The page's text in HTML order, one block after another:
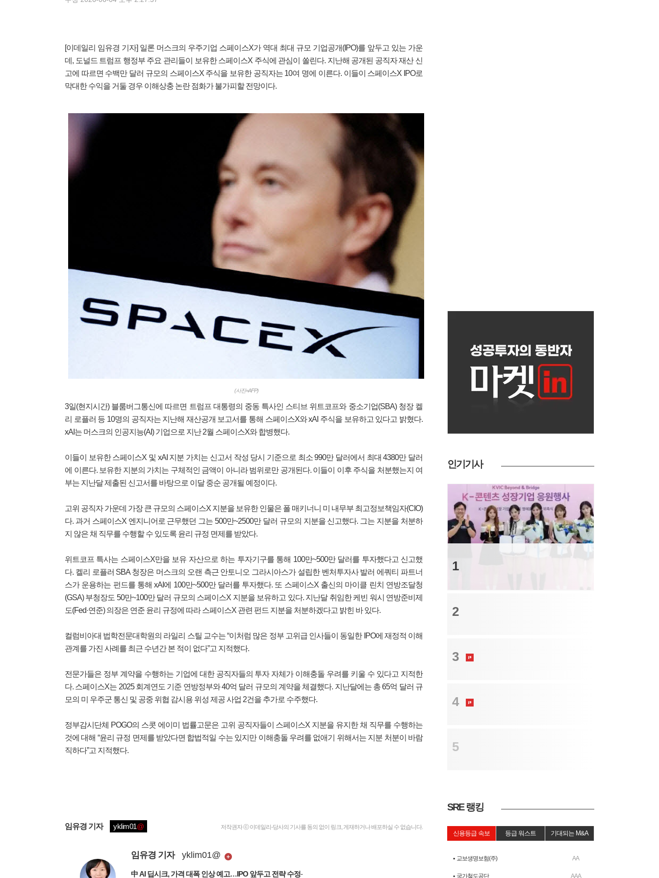
[이데일리 임유경 기자] 일론 머스크의 우주기업 스페이스X가 역대 최대 규모 기업공개(IPO)를 앞두고 있는 가운
데, 도널드 트럼프 행정부 주요 관리들이 보유한 스페이스X 주식에 관심이 쏠린다. 지난해 공개된 공직자 재산 신
고에 따르면 수백만 달러 규모의 스페이스X 주식을 보유한 공직자는 10여 명에 이른다. 이들이 스페이스X IPO로
막대한 수익을 거둘 경우 이해상충 논란 점화가 불가피할 전망이다.
(사진=AFP)
3일(현지시간) 블룸버그통신에 따르면 트럼프 대통령의 중동 특사인 스티브 위트코프와 중소기업(SBA) 청장 켈
리 로플러 등 10명의 공직자는 지난해 재산공개 보고서를 통해 스페이스X와 xAI 주식을 보유하고 있다고 밝혔다.
xAI는 머스크의 인공지능(AI) 기업으로 지난 2월 스페이스X와 합병했다.
이들이 보유한 스페이스X 및 xAI 지분 가치는 신고서 작성 당시 기준으로 최소 990만 달러에서 최대 4380만 달러
에 이른다. 보유한 지분의 가치는 구체적인 금액이 아니라 범위로만 공개된다. 이들이 이후 주식을 처분했는지 여
부는 지난달 제출된 신고서를 바탕으로 이달 중순 공개될 예정이다.
고위 공직자 가운데 가장 큰 규모의 스페이스X 지분을 보유한 인물은 폴 매키너니 미 내무부 최고정보책임자(CIO)
다. 과거 스페이스X 엔지니어로 근무했던 그는 500만~2500만 달러 규모의 지분을 신고했다. 그는 지분을 처분하
지 않은 채 직무를 수행할 수 있도록 윤리 규정 면제를 받았다.
위트코프 특사는 스페이스X만을 보유 자산으로 하는 투자기구를 통해 100만~500만 달러를 투자했다고 신고했
다. 켈리 로플러 SBA 청장은 머스크의 오랜 측근 안토니오 그라시아스가 설립한 벤처투자사 발러 에쿼티 파트너
스가 운용하는 펀드를 통해 xAI에 100만~500만 달러를 투자했다. 또 스페이스X 출신의 마이클 린치 연방조달청
(GSA) 부청장도 50만~100만 달러 규모의 스페이스X 지분을 보유하고 있다. 지난달 취임한 케빈 워시 연방준비제
도(Fed·연준) 의장은 연준 윤리 규정에 따라 스페이스X 관련 펀드 지분을 처분하겠다고 밝힌 바 있다.
컬럼비아대 법학전문대학원의 라일리 스틸 교수는 “이처럼 많은 정부 고위급 인사들이 동일한 IPO에 재정적 이해
관계를 가진 사례를 최근 수년간 본 적이 없다”고 지적했다.
전문가들은 정부 계약을 수행하는 기업에 대한 공직자들의 투자 자체가 이해충돌 우려를 키울 수 있다고 지적한
다. 스페이스X는 2025 회계연도 기준 연방정부와 40억 달러 규모의 계약을 체결했다. 지난달에는 총 65억 달러 규
모의 미 우주군 통신 및 공중 위협 감시용 위성 제공 사업 2건을 추가로 수주했다.
정부감시단체 POGO의 스콧 에이미 법률고문은 고위 공직자들이 스페이스X 지분을 유지한 채 직무를 수행하는
것에 대해 “윤리 규정 면제를 받았다면 합법적일 수는 있지만 이해충돌 우려를 없애기 위해서는 지분 처분이 바람
직하다”고 지적했다.
임유경 기자 yklim01@ 저작권자 ⓒ 이데일리-당사의 기사를 동의 없이 링크, 게재하거나 배포하실 수 없습니다.
임유경 기자 yklim01@
-
中 AI 딥시크, 가격 대폭 인상 예고…IPO 앞두고 전략 수정
인기기사
1
2
3
4
5
SRE 랭킹
신용등급 속보 등급 워스트 기대되는 M&A
▪ 교보생명보험(주) AA
▪ 국가철도공단 AAA